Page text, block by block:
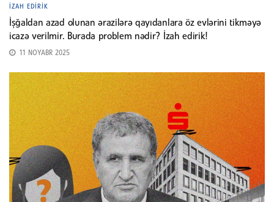
İZAH EDIRIK
İşğaldan azad olunan ərazilərə qayıdanlara öz evlərini tikməyə
icazə verilmir. Burada problem nədir? İzah edirik!
11 NOYABR 2025